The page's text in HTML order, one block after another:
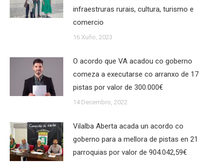
infraestruras rurais, cultura, turismo e
comercio
16 Xuño, 2023
O acordo que VA acadou co goberno
comeza a executarse co arranxo de 17
pistas por valor de 300.000€
14 Decembro, 2022
Vilalba Aberta acada un acordo co
goberno para a mellora de pistas en 21
parroquias por valor de 904.042,59€